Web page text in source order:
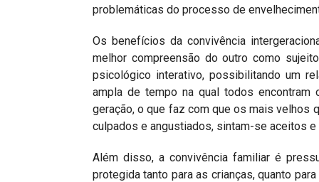
problemáticas do processo de
Os benefícios da convivência
melhor compreensão do outro como
psicológico interativo, possibilitando um
ampla de tempo na qual todos
geração, o que faz com que os mais velhos
culpados e angustiados, sintam-se aceitos
Além disso, a convivência familiar é
protegida tanto para as crianças, quanto